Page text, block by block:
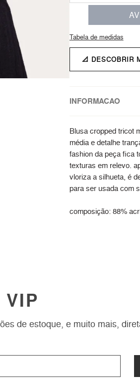
Tabela de medidas
📐 DESCOBRIR
INFORMACAO
Blusa cropped tricot
média e detalhe
fashion da peça fica
texturas em relevo.
vloriza a silhueta, é
para ser usada com
composição: 88%
VIP
de estoque, e muito mais,